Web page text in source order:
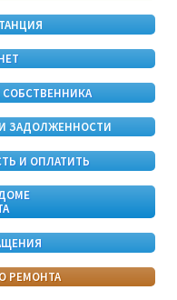
ЗАДОЛЖЕННОСТИ
И ОПЛАТИТЬ
РЕМОНТА